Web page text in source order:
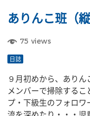
ありんこ班（
75 views
日誌
９月初めから、あり
メンバーで掃除する
プ・下級生のフォロ